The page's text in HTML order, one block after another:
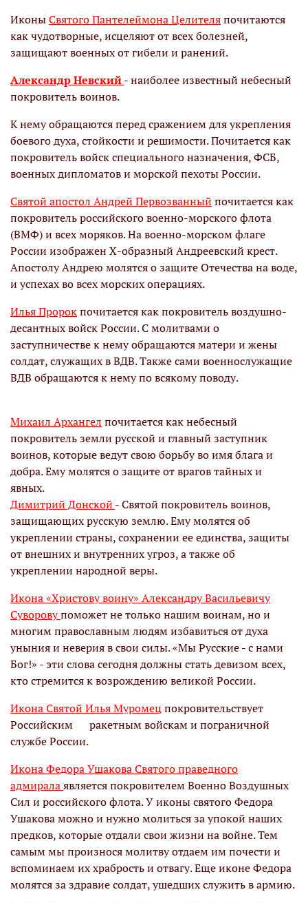
ИконыСвятого Пантелеймона Целителяпочитаются
как чудотворные, исцеляют от всех болезней,
защищают военных от гибели и ранений.
Александр Невский- наиболее известный небесный
покровитель воинов.
К нему обращаются перед сражением для укрепления
боевого духа, стойкости и решимости. Почитается как
покровитель войск специального назначения, ФСБ,
военных дипломатов и морской пехоты России.
Святой апостол Андрей Первозванный почитается как
покровитель российского военно-морского флота
(ВМФ) и всех моряков. На военно-морском флаге
России изображен Х-образный Андреевский крест.
Апостолу Андрею молятся о защите Отечества на воде,
и успехах во всех морских операциях.
Илья Пророкпочитается как покровитель воздушно-
десантных войск России. С молитвами о
заступничестве к нему обращаются матери и жены
солдат, служащих в ВДВ. Также сами военнослужащие
ВДВ обращаются к нему по всякому поводу.
Михаил Архангел почитается как небесный
покровитель земли русской и главный заступник
воинов, которые ведут свою борьбу во имя блага и
добра. Ему молятся о защите от врагов тайных и
явных.
Димитрий Донской - Святой покровитель воинов,
защищающих русскую землю. Ему молятся об
укреплении страны, сохранении ее единства, защиты
от внешних и внутренних угроз, а также об
укреплении народной веры.
Икона «Христову воину» Александру Васильевичу
Суворовупоможет не только нашим воинам, но и
многим православным людям избавиться от духа
уныния и неверия в свои силы. «Мы Русские - с нами
Бог!» - эти слова сегодня должны стать девизом всех,
кто стремится к возрождению великой России.
Икона Святой Илья Муромецпокровительствует
Российским ракетным войскам и пограничной
службе России.
Икона Федора Ушакова Святого праведного
адмиралаявляется покровителем Военно Воздушных
Сил и российского флота. У иконы святого Федора
Ушакова можно и нужно молиться за упокой наших
предков, которые отдали свои жизни на войне. Тем
самым мы произнося молитву отдаем им почести и
вспоминаем их храбрость и отвагу. Еще иконе Федора
молятся за здравие солдат, ушедших служить в армию.